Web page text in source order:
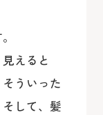
えると
ういった
して、髪